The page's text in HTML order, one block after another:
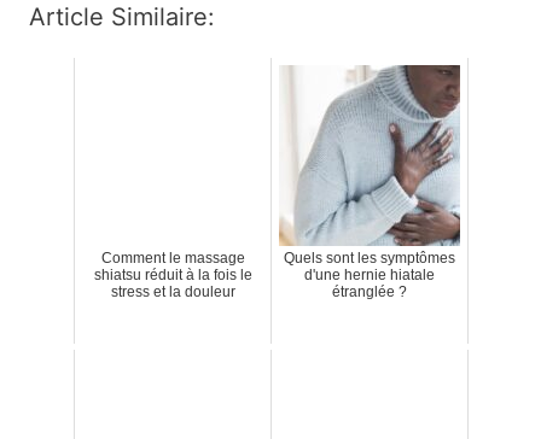
Article Similaire:
Comment le massage
shiatsu réduit à la fois le
stress et la douleur
Quels sont les symptômes
d'une hernie hiatale
étranglée ?